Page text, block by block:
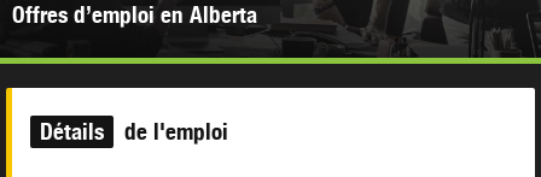
Offres d’emploi en Alberta
Détails de l'emploi